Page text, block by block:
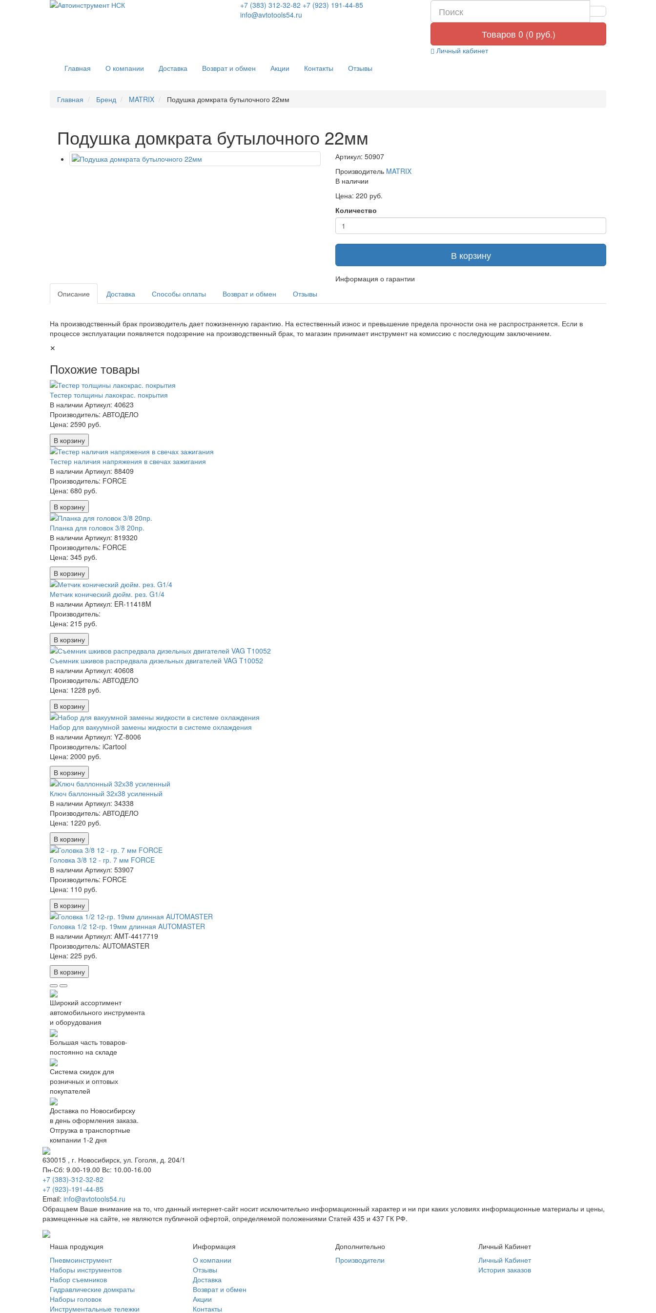
+7 (383) 312-32-82 +7 (923) 191-44-85
info@avtotools54.ru
Товаров 0 (0 руб.)
Личный кабинет
Главная
О компании Доставка Возврат и обмен Акции Контакты Отзывы
Главная Бренд MATRIX Подушка домкрата бутылочного 22мм
Подушка домкрата бутылочного 22мм
Артикул: 50907
Производитель MATRIX
В наличии
Цена: 220 руб.
Количество
В корзину
Информация о гарантии
Описание
Доставка Способы оплаты Возврат и обмен Отзывы
На производственный брак производитель дает пожизненную гарантию. На естественный износ и превышение предела прочности она не распространяется. Если в
процессе эксплуатации появляется подозрение на производственный брак, то магазин принимает инструмент на комиссию с последующим заключением.
✕
Похожие товары
Тестер толщины лакокрас. покрытия
В наличии Артикул: 40623
Производитель: АВТОДЕЛО
Цена: 2590 руб.
В корзину
Тестер наличия напряжения в свечах зажигания
В наличии Артикул: 88409
Производитель: FORCE
Цена: 680 руб.
В корзину
Планка для головок 3/8 20пр.
В наличии Артикул: 819320
Производитель: FORCE
Цена: 345 руб.
В корзину
Метчик конический дюйм. рез. G1/4
В наличии Артикул: ER-11418M
Производитель:
Цена: 215 руб.
В корзину
Съемник шкивов распредвала дизельных двигателей VAG T10052
В наличии Артикул: 40608
Производитель: АВТОДЕЛО
Цена: 1228 руб.
В корзину
Набор для вакуумной замены жидкости в системе охлаждения
В наличии Артикул: YZ-8006
Производитель: iCartool
Цена: 2000 руб.
В корзину
Ключ баллонный 32х38 усиленный
В наличии Артикул: 34338
Производитель: АВТОДЕЛО
Цена: 1220 руб.
В корзину
Головка 3/8 12 - гр. 7 мм FORCE
В наличии Артикул: 53907
Производитель: FORCE
Цена: 110 руб.
В корзину
Головка 1/2 12-гр. 19мм длинная AUTOMASTER
В наличии Артикул: AMT-4417719
Производитель: AUTOMASTER
Цена: 225 руб.
В корзину
Широкий ассортимент
автомобильного инструмента
и оборудования
Большая часть товаров-
постоянно на складе
Система скидок для
розничных и оптовых
покупателей
Доставка по Новосибирску
в день оформления заказа.
Отгрузка в транспортные
компании 1-2 дня
630015 , г. Новосибирск, ул. Гоголя, д. 204/1
Пн-Сб: 9.00-19.00 Вс: 10.00-16.00
+7 (383)-312-32-82
+7 (923)-191-44-85
Email: info@avtotools54.ru
Обращаем Ваше внимание на то, что данный интернет-сайт носит исключительно информационный характер и ни при каких условиях информационные материалы и цены,
размещенные на сайте, не являются публичной офертой, определяемой положениями Статей 435 и 437 ГК РФ.
Наша продукция
Пневмоинструмент
Наборы инструментов
Набор съемников
Гидравлические домкраты
Наборы головок
Инструментальные тележки
Информация
О компании
Отзывы
Доставка
Возврат и обмен
Акции
Контакты
Дополнительно
Производители
Личный Кабинет
Личный Кабинет
История заказов